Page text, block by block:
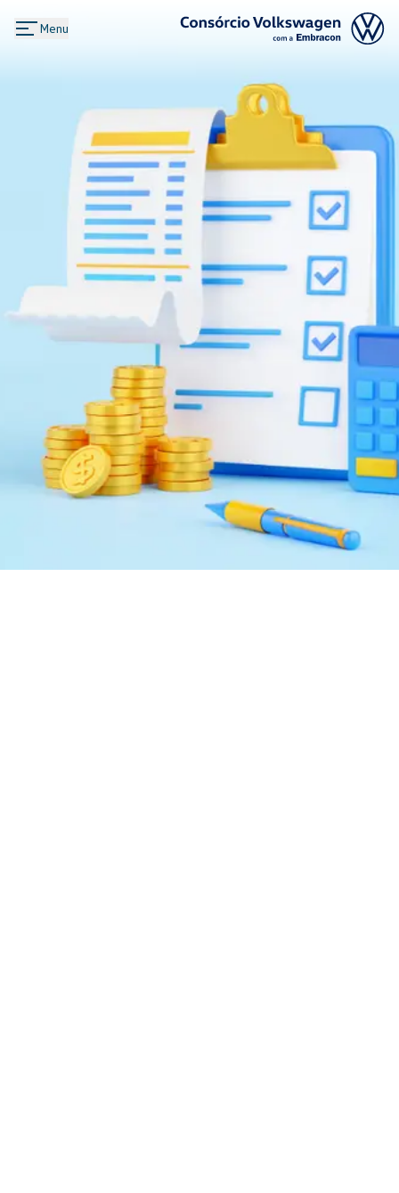
Menu
Logo Consórcio Volkswagen com